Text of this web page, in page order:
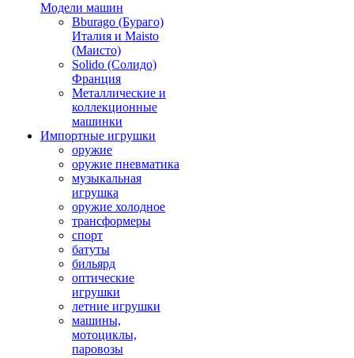
Модели машин
Bburago (Бураго)
Италия и Maisto
(Маисто)
Solido (Солидо)
Франция
Металлические и
коллекционные
машинки
Импортные игрушки
оружие
оружие пневматика
музыкальная
игрушка
оружие холодное
трансформеры
спорт
батуты
бильярд
оптические
игрушки
летние игрушки
машины,
мотоциклы,
паровозы